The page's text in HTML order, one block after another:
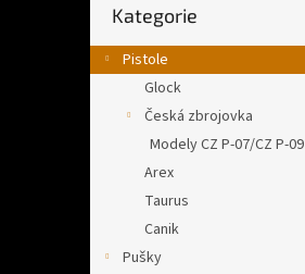
r
a
kategorie
Kategorie
Pistole
Glock
Česká zbrojovka
Modely CZ P-07/CZ P-09
Arex
Taurus
Canik
Pušky